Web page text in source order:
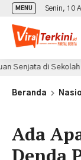
MENU Senin, 10
di Sekolah Jaksel
Beranda
Ada
Denda